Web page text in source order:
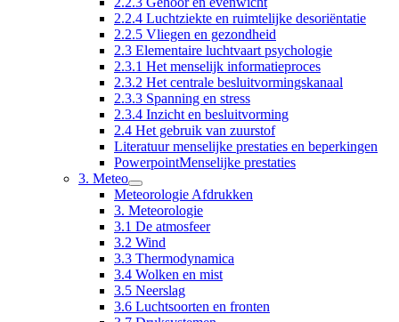
2.2.4 Luchtziekte en ruimtelijke desoriëntatie
2.2.5 Vliegen en gezondheid
2.3 Elementaire luchtvaart psychologie
2.3.1 Het menselijk informatieproces
2.3.2 Het centrale besluitvormingskanaal
2.3.3 Spanning en stress
2.3.4 Inzicht en besluitvorming
2.4 Het gebruik van zuurstof
Literatuur menselijke prestaties en beperkingen
PowerpointMenselijke prestaties
3. Meteo
Meteorologie Afdrukken
3. Meteorologie
3.1 De atmosfeer
3.2 Wind
3.3 Thermodynamica
3.4 Wolken en mist
3.5 Neerslag
3.6 Luchtsoorten en fronten